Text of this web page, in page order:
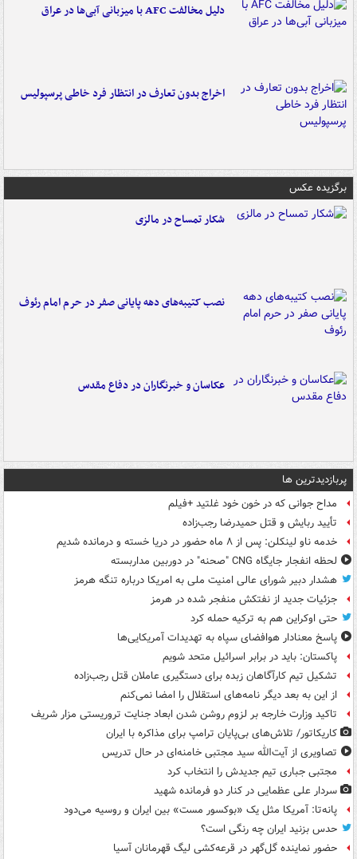
دلیل مخالفت AFC با میزبانی آبی‌ها در عراق
اخراج بدون تعارف در انتظار فرد خاطی پرسپولیس
برگزیده عکس
شکار تمساح در مالزی
نصب کتیبه‌های دهه پایانی صفر در حرم امام رئوف
عکاسان و خبرنگاران در دفاع مقدس
پربازدیدترین ها
مداح جوانی که در خون خود غلتید +فیلم
تأیید ربایش و قتل حمیدرضا رجب‌زاده
خدمه ناو لینکلن: پس از ۸ ماه حضور در دریا خسته و درمانده‌ شدیم
لحظه انفجار جایگاه CNG "صحنه" در دوربین مداربسته
هشدار دبیر شورای عالی امنیت ملی به امریکا درباره تنگه هرمز
جزئیات جدید از نفتکش منفجر شده در هرمز
حتی اوکراین هم به ترکیه حمله کرد
پاسخ معنادار هوافضای سپاه به تهدیدات آمریکایی‌ها
پاکستان: باید در برابر اسرائیل متحد شویم
تشکیل تیم کارآگاهان زبده برای دستگیری عاملان قتل رجب‌زاده
از این به بعد دیگر نامه‌های استقلال را امضا نمی‌کنم
تاکید وزارت خارجه بر لزوم روشن شدن ابعاد جنایت تروریستی مزار شریف
کاریکاتور/ تلاش‌های بی‌پایان ترامپ برای مذاکره با ایران
تصاویری از آیت‌الله سید مجتبی خامنه‌ای در حال تدریس
مجتبی جباری تیم جدیدش را انتخاب کرد
سردار علی عظمایی در کنار دو فرمانده شهید
پانه‌تا: آمریکا مثل یک «بوکسور مست» بین ایران و روسیه می‌دود
حدس بزنید ایران چه رنگی است؟
حضور نماینده گل‌گهر در قرعه‌کشی لیگ قهرمانان آسیا